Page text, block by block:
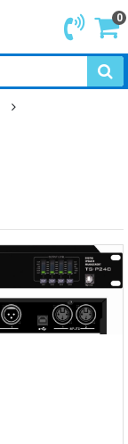
0